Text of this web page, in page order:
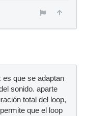
es que se adaptan
sonido. aparte
total del loop,
que el loop